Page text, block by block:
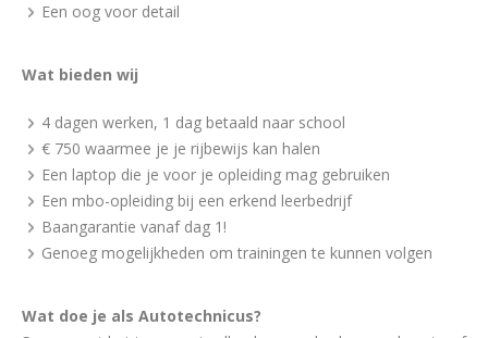
Een oog voor detail
Wat bieden wij
4 dagen werken, 1 dag betaald naar school
€ 750 waarmee je je rijbewijs kan halen
Een laptop die je voor je opleiding mag gebruiken
Een mbo-opleiding bij een erkend leerbedrijf
Baangarantie vanaf dag 1!
Genoeg mogelijkheden om trainingen te kunnen volgen
Wat doe je als Autotechnicus?